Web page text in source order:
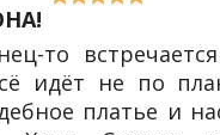
то
идёт не по
платье и